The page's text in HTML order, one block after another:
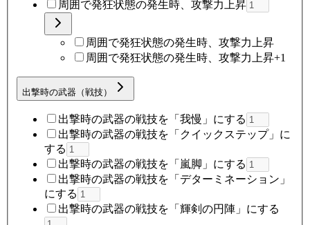
周囲で発狂状態の発生時、攻撃力上昇
周囲で発狂状態の発生時、攻撃力上昇
周囲で発狂状態の発生時、攻撃力上昇+1
出撃時の武器（戦技）
出撃時の武器の戦技を「我慢」にする
出撃時の武器の戦技を「クイックステップ」に
する
出撃時の武器の戦技を「嵐脚」にする
出撃時の武器の戦技を「デターミネーション」
にする
出撃時の武器の戦技を「輝剣の円陣」にする